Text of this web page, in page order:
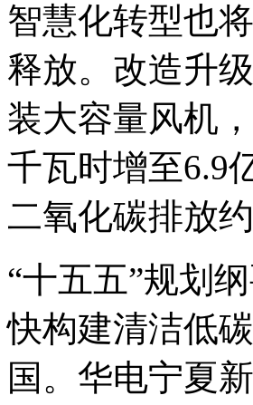
智慧化转型也
释放。改造升
装大容量风机
千瓦时增至6.9
二氧化碳排放约
“十五五”规划
快构建清洁低
国。华电宁夏